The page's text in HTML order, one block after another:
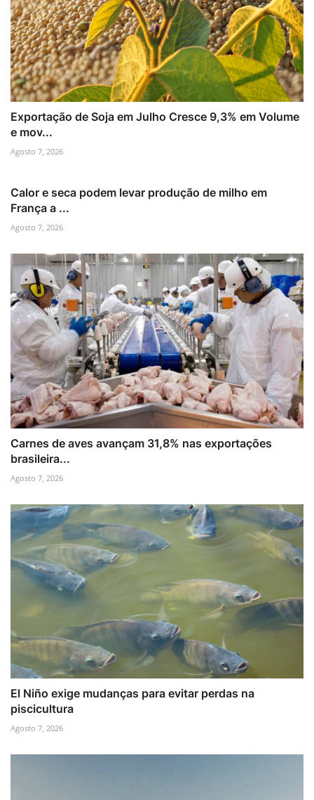
Exportação de Soja em Julho Cresce 9,3% em Volume
e mov...
Agosto 7, 2026
Calor e seca podem levar produção de milho em
França a ...
Agosto 7, 2026
Carnes de aves avançam 31,8% nas exportações
brasileira...
Agosto 7, 2026
El Niño exige mudanças para evitar perdas na
piscicultura
Agosto 7, 2026